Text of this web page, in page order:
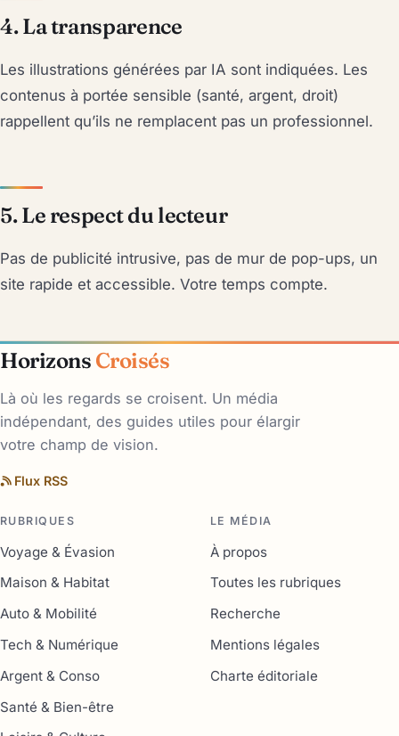
4. La transparence
Les illustrations générées par IA sont indiquées. Les
contenus à portée sensible (santé, argent, droit)
rappellent qu’ils ne remplacent pas un professionnel.
5. Le respect du lecteur
Pas de publicité intrusive, pas de mur de pop-ups, un
site rapide et accessible. Votre temps compte.
Horizons Croisés
Là où les regards se croisent. Un média
indépendant, des guides utiles pour élargir
votre champ de vision.
Flux RSS
RUBRIQUES
Voyage & Évasion
Maison & Habitat
Auto & Mobilité
Tech & Numérique
Argent & Conso
Santé & Bien-être
LE MÉDIA
À propos
Toutes les rubriques
Recherche
Mentions légales
Charte éditoriale